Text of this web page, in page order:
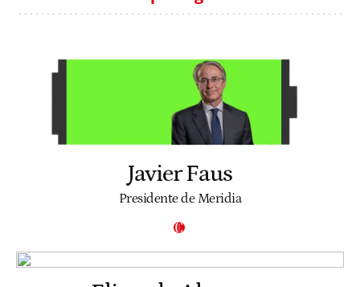
Javier Faus
Presidente de Meridia